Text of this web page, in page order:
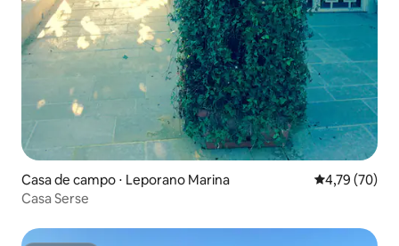
Casa de campo ⋅ Leporano Marina 4,79 de uma
4,79 (70)
Casa Serse